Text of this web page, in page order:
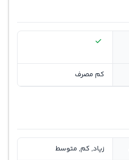
کم مصرف
زیاد, کم, متوسط